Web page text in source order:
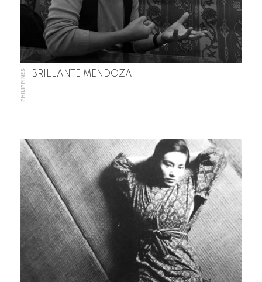
PHILIPPINES BRILLANTE MENDOZA